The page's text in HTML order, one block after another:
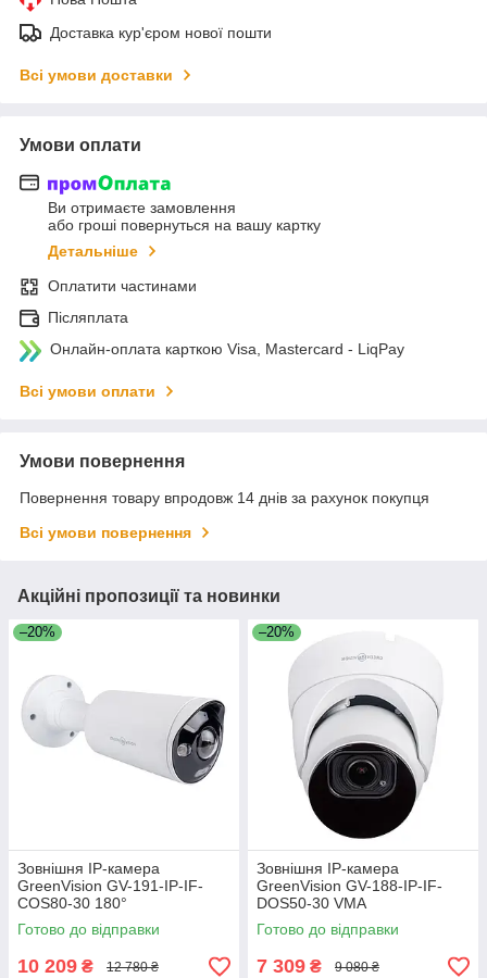
Доставка кур'єром нової пошти
Всі умови доставки
Умови оплати
Ви отримаєте замовлення
або гроші повернуться на вашу картку
Детальніше
Оплатити частинами
Післяплата
Онлайн-оплата карткою Visa, Mastercard - LiqPay
Всі умови оплати
Умови повернення
Повернення товару впродовж 14 днів за рахунок покупця
Всі умови повернення
Акційні пропозиції та новинки
–20%
Зовнішня IP-камера
GreenVision GV-191-IP-IF-
COS80-30 180°
Готово до відправки
10 209 ₴ 12 780 ₴
–20%
Зовнішня IP-камера
GreenVision GV-188-IP-IF-
DOS50-30 VMA
Готово до відправки
7 309 ₴ 9 080 ₴